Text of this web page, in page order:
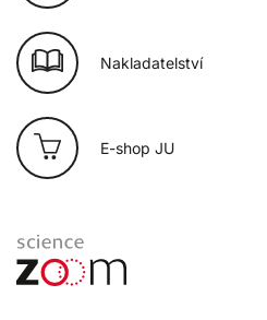
Nakladatelství
E-shop JU